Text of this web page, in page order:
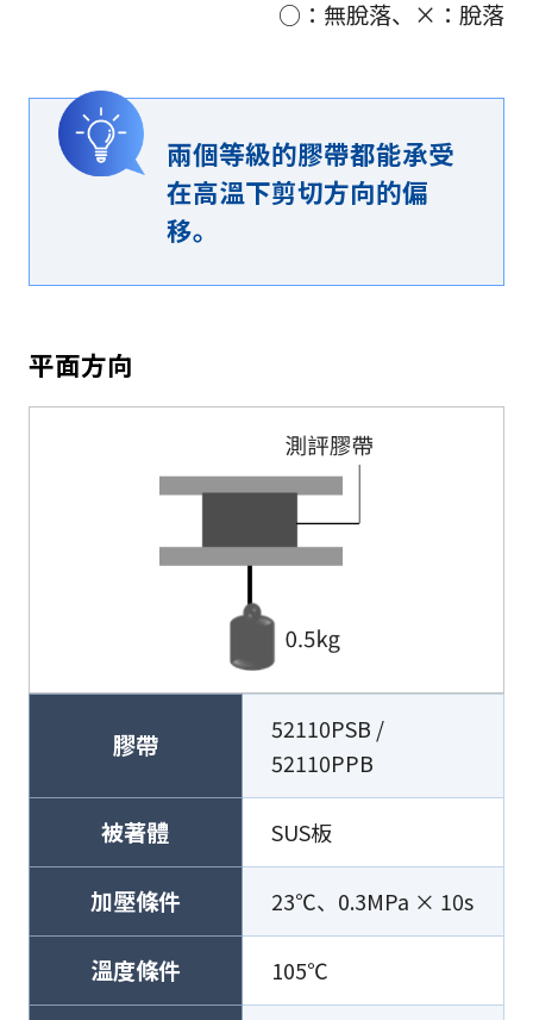
○：無脫落、×：脫落
兩個等級的膠帶都能承受
在高溫下剪切方向的偏
移。
平面方向
膠帶
52110PSB /
52110PPB
被著體 SUS板
加壓條件 23℃、0.3MPa × 10s
溫度條件 105℃